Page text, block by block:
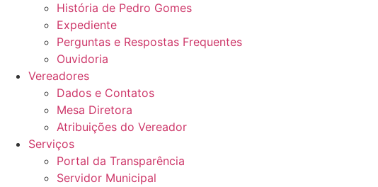
História de Pedro Gomes
Expediente
Perguntas e Respostas Frequentes
Ouvidoria
Vereadores
Dados e Contatos
Mesa Diretora
Atribuições do Vereador
Serviços
Portal da Transparência
Servidor Municipal